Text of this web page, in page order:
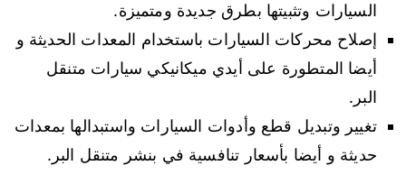
السيارات وتثبيتها بطرق جديدة ومتميزة.
إصلاح محركات السيارات باستخدام المعدات الحديثة و
أيضا المتطورة على أيدي ميكانيكي سيارات متنقل
البر.
تغيير وتبديل قطع وأدوات السيارات واستبدالها بمعدات
حديثة و أيضا بأسعار تنافسية في بنشر متنقل البر.